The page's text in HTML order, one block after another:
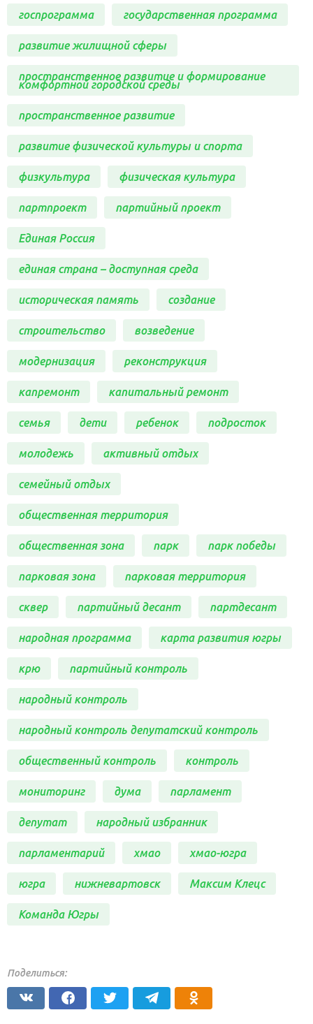
госпрограмма государственная программа
развитие жилищной сферы
пространственное развитие и формирование
комфортной городской среды
пространственное развитие
развитие физической культуры и спорта
физкультура физическая культура
партпроект партийный проект
Единая Россия
единая страна – доступная среда
историческая память создание
строительство возведение
модернизация реконструкция
капремонт капитальный ремонт
семья дети ребенок подросток
молодежь активный отдых
семейный отдых
общественная территория
общественная зона парк парк победы
парковая зона парковая территория
сквер партийный десант партдесант
народная программа карта развития югры
крю партийный контроль
народный контроль
народный контроль депутатский контроль
общественный контроль контроль
мониторинг дума парламент
депутат народный избранник
парламентарий хмао хмао-югра
югра нижневартовск Максим Клецс
Команда Югры
Поделиться: